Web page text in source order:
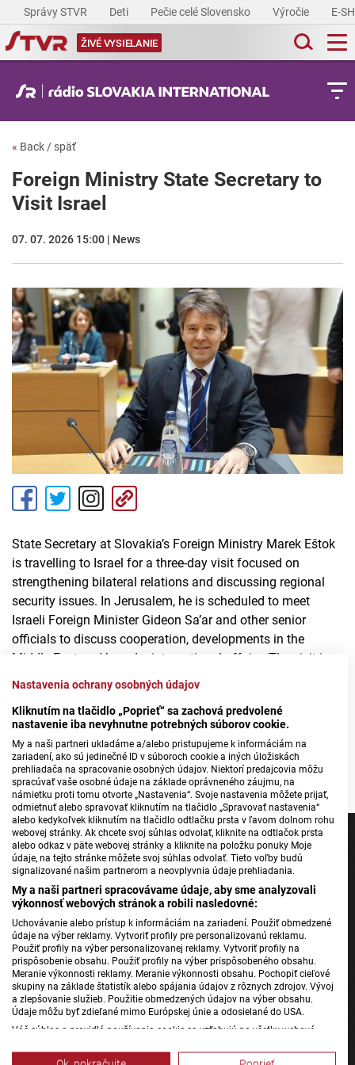
Nastavenia ochrany osobných údajov
Kliknutím na tlačidlo „Poprieť“ sa zachová predvolené
nastavenie iba nevyhnutne potrebných súborov cookie.
My a naši partneri ukladáme a/alebo pristupujeme k informáciám na
zariadení, ako sú jedinečné ID v súboroch cookie a iných úložiskách
prehliadača na spracovanie osobných údajov. Niektorí predajcovia môžu
spracúvať vaše osobné údaje na základe oprávneného záujmu, na
námietku proti tomu otvorte „Nastavenia“. Svoje nastavenia môžete prijať,
odmietnuť alebo spravovať kliknutím na tlačidlo „Spravovať nastavenia“
alebo kedykoľvek kliknutím na tlačidlo odtlačku prsta v ľavom dolnom rohu
webovej stránky. Ak chcete svoj súhlas odvolať, kliknite na odtlačok prsta
alebo odkaz v päte webovej stránky a kliknite na položku ponuky Moje
údaje, na tejto stránke môžete svoj súhlas odvolať. Tieto voľby budú
signalizované našim partnerom a neovplyvnia údaje prehliadania.
My a naši partneri spracovávame údaje, aby sme analyzovali
výkonnosť webových stránok a robili nasledovné:
Uchovávanie alebo prístup k informáciám na zariadení. Použiť obmedzené
údaje na výber reklamy. Vytvoriť profily pre personalizovanú reklamu.
Použiť profily na výber personalizovanej reklamy. Vytvoriť profily na
prispôsobenie obsahu. Použiť profily na výber prispôsobeného obsahu.
Meranie výkonnosti reklamy. Meranie výkonnosti obsahu. Pochopiť cieľové
skupiny na základe štatistík alebo spájania údajov z rôznych zdrojov. Vývoj
a zlepšovanie služieb. Použitie obmedzených údajov na výber obsahu.
Údaje môžu byť zdieľané mimo Európskej únie a odosielané do USA.
Váš súhlas a pravidlá používania cookie sa vzťahujú na všetky webové
Stred, Rádio Regina Západ, Rádio Patria, Rádio Devín, RTVS, Hudobné
Správy STVR Deti Pečie celé Slovensko Výročie E-
ŽIVÉ VYSIELANIE
« Back / späť
Foreign Ministry State Secretary to
Visit Israel
07. 07. 2026 15:00 | News
State Secretary at Slovakia’s Foreign Ministry Marek Eštok
is travelling to Israel for a three-day visit focused on
strengthening bilateral relations and discussing regional
security issues. In Jerusalem, he is scheduled to meet
Israeli Foreign Minister Gideon Sa’ar and other senior
officials to discuss cooperation, developments in the
Middle East and broader international affairs. The visit is
aimed at continuing political dialogue between Slovakia
memorial to pay tribute to the victims of the Holocaust.
Source: TASR
Veronika Ščepánová; Photo: TASR
Jednotka
Dvojka
24
Šport
Správy STVR
Podcasty
Mobilné aplikácie